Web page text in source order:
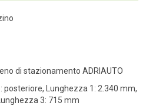
di stazionamento ADRIAUTO
posteriore, Lunghezza 1: 2.340 mm,
3: 715 mm